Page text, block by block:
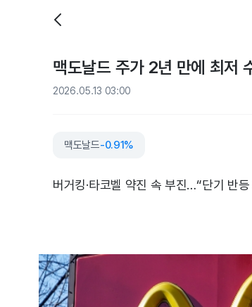
맥도날드 주가 2년 만에 최저
2026.05.13 03:00
맥도날드-0.91%
버거킹·타코벨 약진 속 부진…“단기 반